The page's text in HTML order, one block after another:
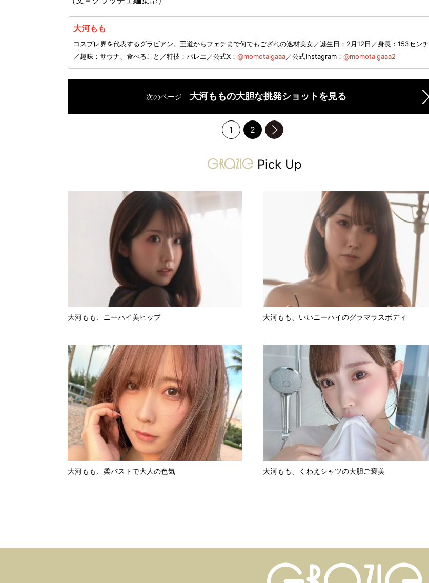
大河もも
コスプレ界を代表するグラビアン。王道からフェチまで何でもござれの逸材美女／誕生日：2月12日／身長：153センチ
／趣味：サウナ、食べること／特技：バレエ／公式X： @momotaigaaa／公式Instagram： @momotaigaaa2
次のページ 大河ももの大胆な挑発ショットを見る
1 2
次のページへ
gravure-grazie
Pick Up
大河もも、ニーハイ美ヒップ 大河もも、いいニーハイのグラマラスボディ
大河もも、柔バストで大人の色気 大河もも、くわえシャツの大胆ご褒美